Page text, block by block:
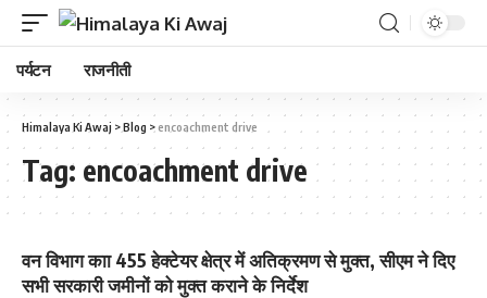
पर्यटन राजनीती
Himalaya Ki Awaj >Blog >encoachment drive
Tag: encoachment drive
वन विभाग काा 455 हेक्टेयर क्षेत्र में अतिक्रमण से मुक्‍त, सीएम ने दिए
सभी सरकारी जमीनों को मुक्‍त कराने के निर्देश